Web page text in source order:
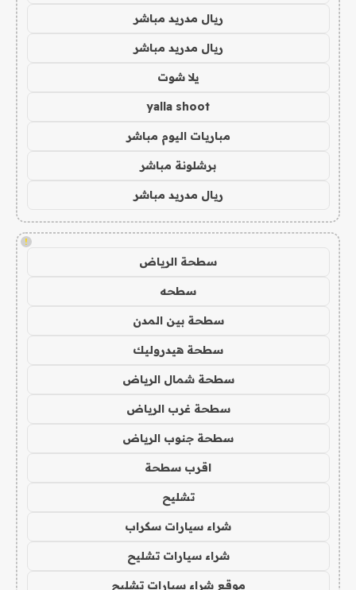
ريال مدريد مباشر
ريال مدريد مباشر
يلا شوت
yalla shoot
مباريات اليوم مباشر
برشلونة مباشر
ريال مدريد مباشر
!
سطحة الرياض
سطحه
سطحة بين المدن
سطحة هيدروليك
سطحة شمال الرياض
سطحة غرب الرياض
سطحة جنوب الرياض
اقرب سطحة
تشليح
شراء سيارات سكراب
شراء سيارات تشليح
موقع شراء سيارات تشليح